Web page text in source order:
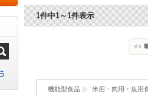
1件中1～1件表示
機能型食品 米用・肉用・魚用